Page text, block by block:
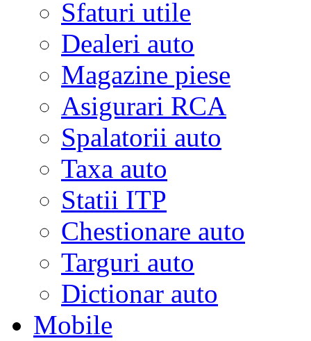
Sfaturi utile
Dealeri auto
Magazine piese
Asigurari RCA
Spalatorii auto
Taxa auto
Statii ITP
Chestionare auto
Targuri auto
Dictionar auto
Mobile